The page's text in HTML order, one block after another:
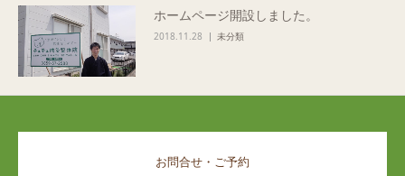
ホームページ開設しました。
2018.11.28 未分類
お問合せ・ご予約